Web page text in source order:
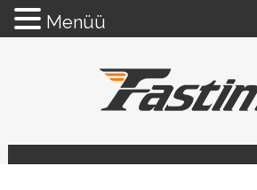
Menüü